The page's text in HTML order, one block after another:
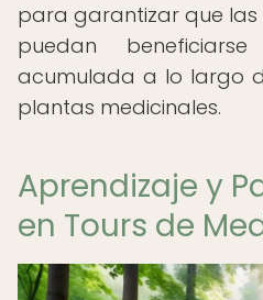
para garantizar que
puedan
acumulada a lo largo
plantas medicinales.
Aprendizaje y
en Tours de